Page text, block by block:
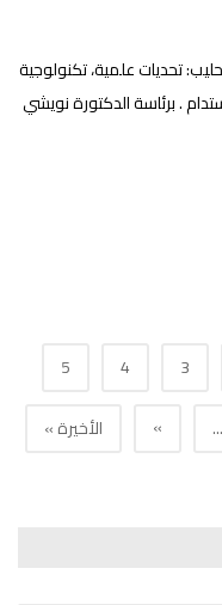
تحديات علمية، تكنولوجية
. برئاسة الدكتورة نويشي
3
4
5
...
» الأخيرة »